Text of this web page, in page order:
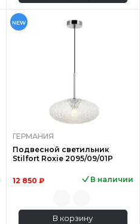
NEW
ГЕРМАНИЯ
Подвесной светильник
Stilfort Roxie 2095/09/01P
12 850 ₽ В наличии
В корзину